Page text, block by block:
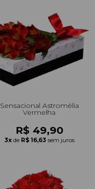
Sensacional Astromélia
Vermelha
R$ 49,90
3x de R$ 16,63 sem juros